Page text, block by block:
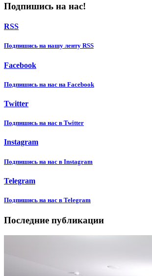
Подпишись на нас!
RSS
Подпишиcь на нашу ленту RSS
Facebook
Подпишиcь на нас на Facebook
Twitter
Подпишиcь на нас в Twitter
Instagram
Подпишиcь на нас в Instagram
Telegram
Подпишиcь на нас в Telegram
Последние публикации